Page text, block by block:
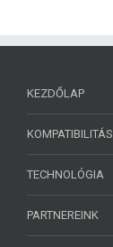
KEZDŐLAP
KOMPATIBILITÁS
TECHNOLÓGIA
PARTNEREINK